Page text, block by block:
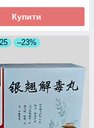
Купити
–23%